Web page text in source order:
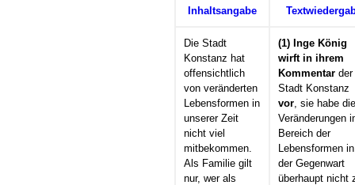
Inhaltsangabe
Die Stadt
Konstanz hat
offensichtlich
von veränderten
Lebensformen in
unserer Zeit
nicht viel
mitbekommen.
Als Familie gilt
nur, wer als
(1) Inge König
wirft in ihrem
Kommentar der
Stadt Konstanz
vor , sie habe die
Veränderungen
Bereich der
Lebensformen in
der Gegenwart
überhaupt nicht